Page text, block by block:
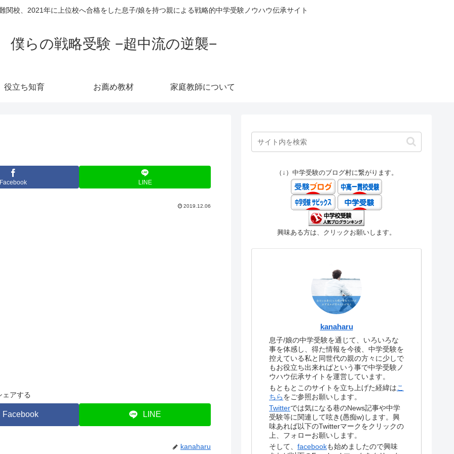
関校、2021年に上位校へ合格をした息子/娘を持つ親による戦略的中学受験ノウハウ伝承サイト
僕らの戦略受験 −超中流の逆襲−
役立ち知育 お薦め教材 家庭教師について
Facebook LINE
2019.12.06
ェアする
Facebook LINE
kanaharu
（↓）中学受験のブログ村に繋がります。
興味ある方は、クリックお願いします。
kanaharu
息子/娘の中学受験を通じて、いろいろな
事を体感し、得た情報を今後、中学受験を
控えている私と同世代の親の方々に少しで
もお役立ち出来ればという事で中学受験ノ
ウハウ伝承サイトを運営しています。
もともとこのサイトを立ち上げた経緯はこ
ちらをご参照お願いします。
Twitterでは気になる巷のNews記事や中学
受験等に関連して呟き(愚痴w)します。興
味あれば以下のTwitterマークをクリックの
上、フォローお願いします。
そして、 facebookも始めましたので興味